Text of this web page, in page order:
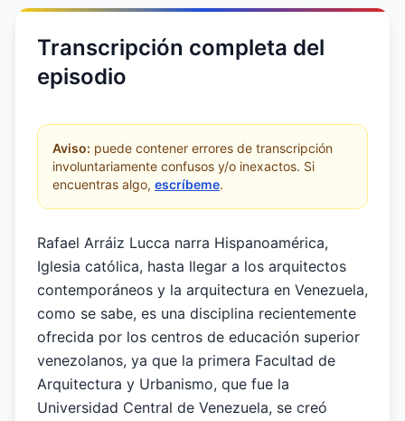
Transcripción completa del
episodio
Aviso: puede contener errores de transcripción
involuntariamente confusos y/o inexactos. Si
encuentras algo, escríbeme.
Rafael Arráiz Lucca narra Hispanoamérica,
Iglesia católica, hasta llegar a los arquitectos
contemporáneos y la arquitectura en Venezuela,
como se sabe, es una disciplina recientemente
ofrecida por los centros de educación superior
venezolanos, ya que la primera Facultad de
Arquitectura y Urbanismo, que fue la
Universidad Central de Venezuela, se creó